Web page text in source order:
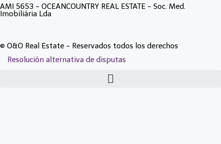
AMI 5653 - OCEANCOUNTRY REAL ESTATE - Soc. Med.
Imobiliária Lda
© O&O Real Estate - Reservados todos los derechos
Resolución alternativa de disputas